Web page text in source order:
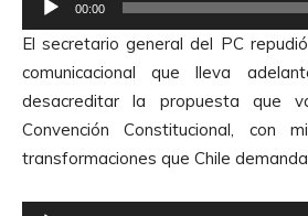
r
d
e
A
u
e
p
r
o
d
u
c
00:00
El secretario general del PC
comunicacional que lleva
desacreditar la propuesta que
Convención Constitucional, con
transformaciones que Chile demanda.